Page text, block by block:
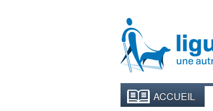
ACCUEIL